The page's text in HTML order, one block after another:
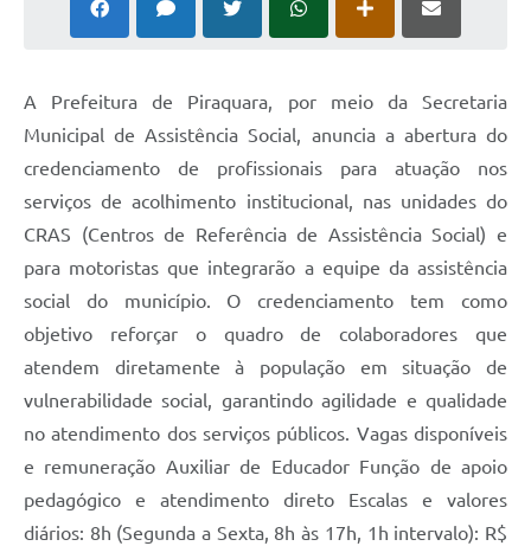
A Prefeitura de Piraquara, por meio da Secretaria
Municipal de Assistência Social, anuncia a abertura do
credenciamento de profissionais para atuação nos
serviços de acolhimento institucional, nas unidades do
CRAS (Centros de Referência de Assistência Social) e
para motoristas que integrarão a equipe da assistência
social do município. O credenciamento tem como
objetivo reforçar o quadro de colaboradores que
atendem diretamente à população em situação de
vulnerabilidade social, garantindo agilidade e qualidade
no atendimento dos serviços públicos. Vagas disponíveis
e remuneração Auxiliar de Educador Função de apoio
pedagógico e atendimento direto Escalas e valores
diários: 8h (Segunda a Sexta, 8h às 17h, 1h intervalo): R$